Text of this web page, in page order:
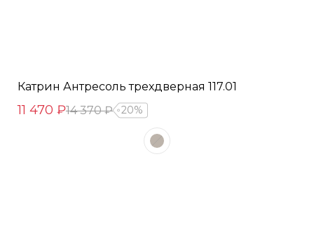
Катрин Антресоль трехдверная 117.01
11 470 ₽14 370 ₽ 20%